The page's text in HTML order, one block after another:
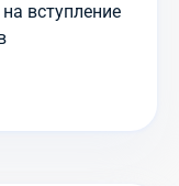
вступление